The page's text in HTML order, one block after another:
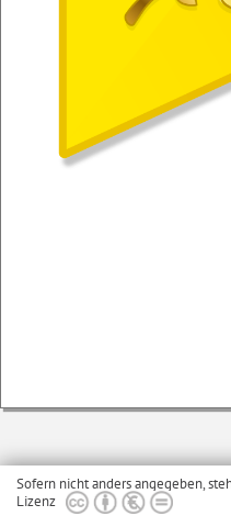
Sofern nicht anders angegeben,
Lizenz